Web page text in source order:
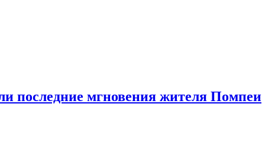
последние мгновения жителя Помпеи